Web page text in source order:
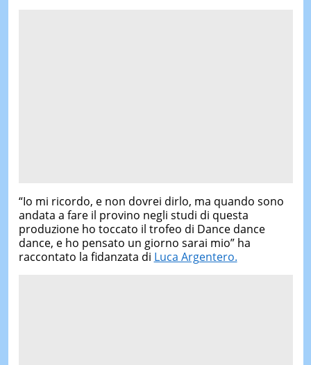
“Io mi ricordo, e non dovrei dirlo, ma quando sono
andata a fare il provino negli studi di questa
produzione ho toccato il trofeo di Dance dance
dance, e ho pensato un giorno sarai mio” ha
raccontato la fidanzata di Luca Argentero.